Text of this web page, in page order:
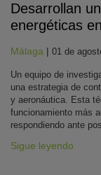
Desarrollan
energéticas
Málaga | 01 de
Un equipo de
una estrategia de
y aeronáutica. Esta
funcionamiento más
respondiendo ante
Sigue leyendo